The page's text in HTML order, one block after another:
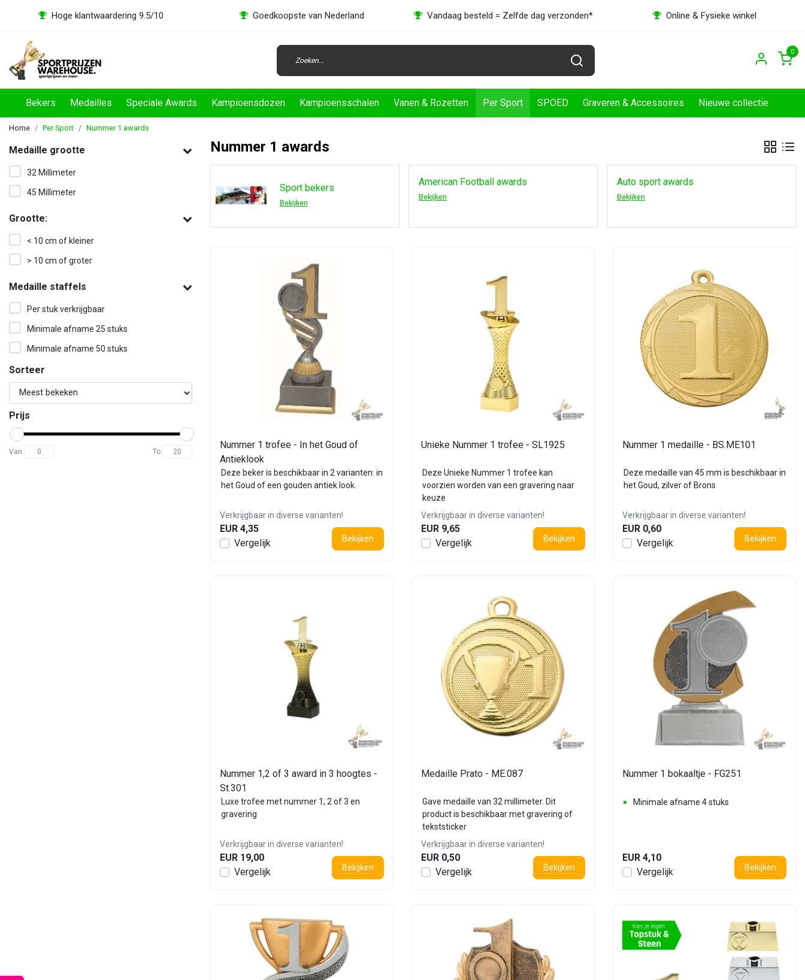
Hoge klantwaardering 9.5/10 Goedkoopste van Nederland Vandaag besteld = Zelfde dag verzonden* Online & Fysieke winkel
0
Bekers Medailles Speciale Awards Kampioensdozen Kampioensschalen Vanen & Rozetten Per Sport SPOED Graveren & Accessoires Nieuwe collectie
Home Per Sport Nummer 1 awards
Medaille grootte
32 Millimeter
45 Millimeter
Grootte:
< 10 cm of kleiner
> 10 cm of groter
Medaille staffels
Per stuk verkrijgbaar
Minimale afname 25 stuks
Minimale afname 50 stuks
Sorteer
Prijs
Van To
Nummer 1 awards
Bekijken
Sport bekers
Bekijken
American Football awards
Bekijken
Auto sport awards
Bekijken
Nummer 1 trofee - In het Goud of
Antieklook
Deze beker is beschikbaar in 2 varianten: in
het Goud of een gouden antiek look.
Verkrijgbaar in diverse varianten!
EUR 4,35
Vergelijk
Bekijken
Unieke Nummer 1 trofee - SL1925
Deze Unieke Nummer 1 trofee kan
voorzien worden van een gravering naar
keuze
Verkrijgbaar in diverse varianten!
EUR 9,65
Vergelijk
Bekijken
Nummer 1 medaille - BS.ME101
Deze medaille van 45 mm is beschikbaar in
het Goud, zilver of Brons
Verkrijgbaar in diverse varianten!
EUR 0,60
Vergelijk
Bekijken
Nummer 1,2 of 3 award in 3 hoogtes -
St.301
Luxe trofee met nummer 1, 2 of 3 en
gravering
Verkrijgbaar in diverse varianten!
EUR 19,00
Vergelijk
Bekijken
Medaille Prato - ME.087
Gave medaille van 32 millimeter. Dit
product is beschikbaar met gravering of
tekststicker
Verkrijgbaar in diverse varianten!
EUR 0,50
Vergelijk
Bekijken
Nummer 1 bokaaltje - FG251
Minimale afname 4 stuks
EUR 4,10
Vergelijk
Bekijken